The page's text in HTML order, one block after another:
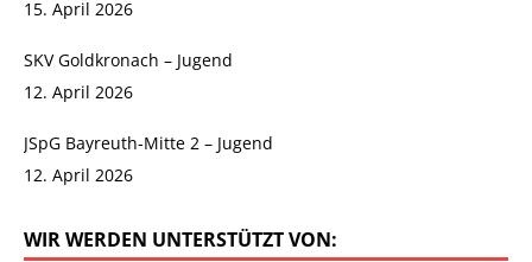
15. April 2026
SKV Goldkronach – Jugend
12. April 2026
JSpG Bayreuth-Mitte 2 – Jugend
12. April 2026
WIR WERDEN UNTERSTÜTZT VON: